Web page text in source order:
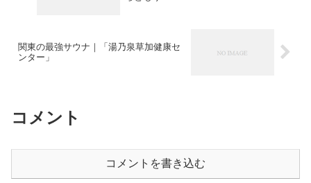
関東の最強サウナ｜「湯乃泉草加健康セ
ンター」
コメント
コメントを書き込む